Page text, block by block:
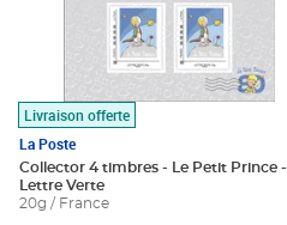
Livraison offerte
La Poste
Collector 4 timbres - Le Petit Prince -
Lettre Verte
20g / France